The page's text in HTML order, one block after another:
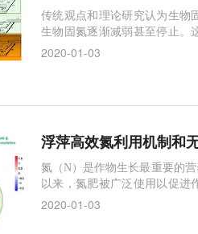
传统观点和理论研究认为生物
生物固氮逐渐减弱甚至停止。
中期土壤养分（尤其是氮）
2020-01-03
浮萍高效氮利用机制和
氮（N）是作物生长最重要的
以来，氮肥被广泛使用以促进
达到1.1亿吨／年。氮肥的过度
2020-01-03